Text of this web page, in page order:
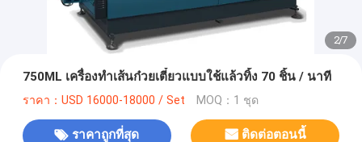
2/7
750ML เครื่องทำเส้นก๋วยเตี๋ยวแบบใช้แล้วทิ้ง 70 ชิ้น / นาที
ราคา：USD 16000-18000 / Set MOQ：1 ชุด
ราคาถูกที่สุด ติดต่อตอนนี้